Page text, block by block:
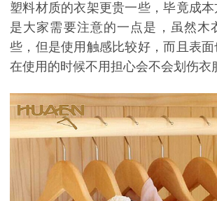
塑料材质的衣架更贵一些，毕竟成
是大家需要注意的一点是，虽然木
些，但是使用触感比较好，而且表
在使用的时候不用担心会不会划伤衣